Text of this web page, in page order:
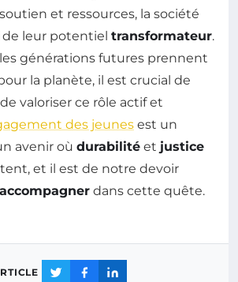
et ressources, la société
leur potentiel transformateur.
générations futures prennent
la planète, il est crucial de
valoriser ce rôle actif et
des jeunes est un
avenir où durabilité et justice
et il est de notre devoir
accompagner dans cette quête.